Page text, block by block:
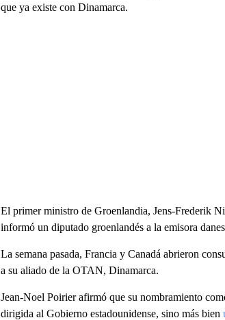
que ya existe con Dinamarca.
El primer ministro de Groenlandia, Jens-Frederik
informó un diputado groenlandés a la emisora
La semana pasada, Francia y Canadá abrieron
a su aliado de la OTAN, Dinamarca.
Jean-Noel Poirier afirmó que su nombramiento
dirigida al Gobierno estadounidense, sino más bien